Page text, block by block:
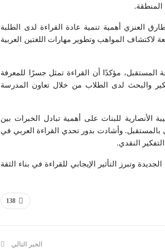
المنطقة.
العنزي أهمية تنمية عادة القراءة لدى الطلبة
لاكتشاف المواهب وتطوير مهارات اللغتين العربية
مؤكدًا أن القراءة تمثل جسرًا للمعرفة
والبحث لدى الطلاب من خلال تعاون المدرسة
الأنصارية للبنات على أهمية تبادل الخبرات بين
بالمستقبل. وأشادت بدور تحدي القراءة العربي في
النقدي.
وتبرز التأثير الإيجابي للقراءة في بناء الثقة
138
الخبر التالي